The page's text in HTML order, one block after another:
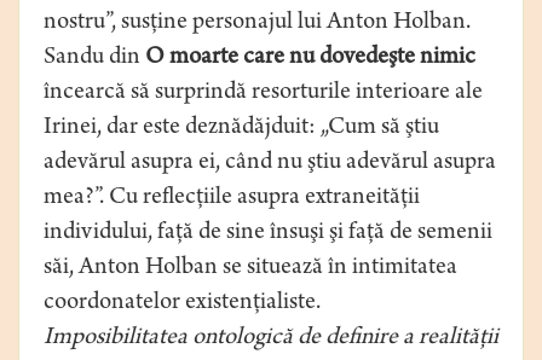
nostru”, susţine personajul lui Anton Holban.
Sandu din O moarte care nu dovedeşte nimic
încearcă să surprindă resorturile interioare ale
Irinei, dar este deznădăjduit: „Cum să ştiu
adevărul asupra ei, când nu ştiu adevărul asupra
mea?”. Cu reflecţiile asupra extraneităţii
individului, faţă de sine însuşi şi faţă de semenii
săi, Anton Holban se situează în intimitatea
coordonatelor existenţialiste.
Imposibilitatea ontologică de definire a realităţii